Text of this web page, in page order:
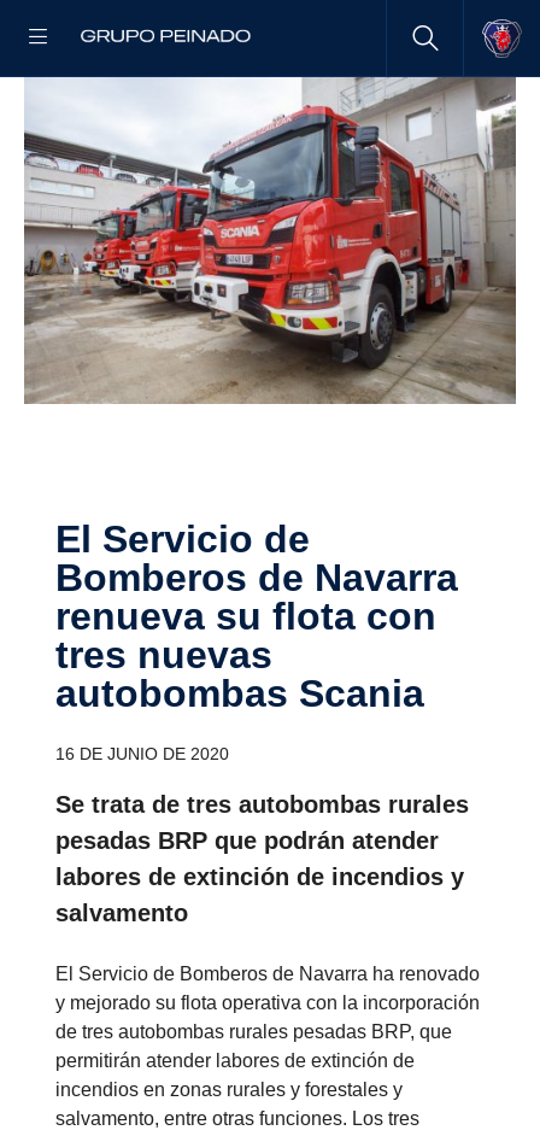
El Servicio de
Bomberos de Navarra
renueva su flota con
tres nuevas
autobombas Scania
16 DE JUNIO DE 2020
Se trata de tres autobombas rurales
pesadas BRP que podrán atender
labores de extinción de incendios y
salvamento
El Servicio de Bomberos de Navarra ha renovado
y mejorado su flota operativa con la incorporación
de tres autobombas rurales pesadas BRP, que
permitirán atender labores de extinción de
incendios en zonas rurales y forestales y
salvamento, entre otras funciones. Los tres